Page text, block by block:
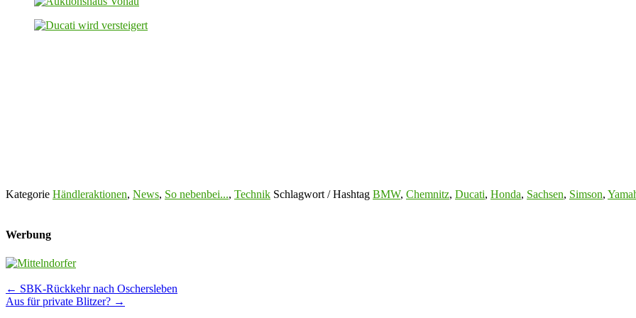
Kategorie Händleraktionen, News, So nebenbei..., Technik Schlagwort / Hashtag BMW, Chemnitz, Ducati, Honda, Sachsen, Simson,
Werbung
Post
navigation
← SBK-Rückkehr nach Oschersleben
Aus für private Blitzer? →